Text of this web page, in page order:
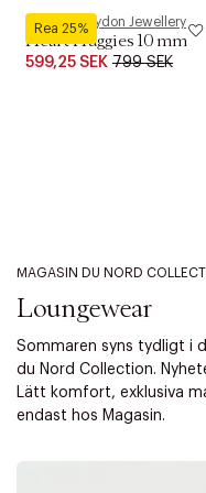
Rea 25%
Pernille Corydon Jewellery
Heart Huggies 10 mm
599,25 SEK 799 SEK
MAGASIN DU NORD
Loungewear
Sommaren syns tydligt i
du Nord Collection.
Lätt komfort, exklusiva
endast hos Magasin.